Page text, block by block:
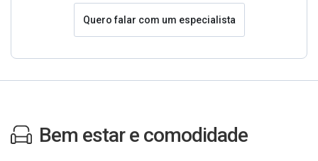
Quero falar com um especialista
Bem estar e comodidade